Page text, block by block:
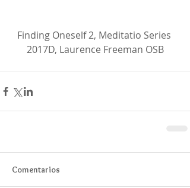
Finding Oneself 2, Meditatio Series
2017D, Laurence Freeman OSB
Comentarios